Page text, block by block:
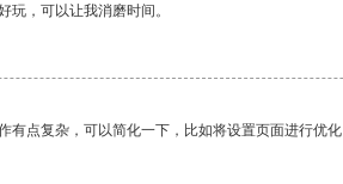
玩，可以让我消磨时间。
有点复杂，可以简化一下，比如将设置页面进行优